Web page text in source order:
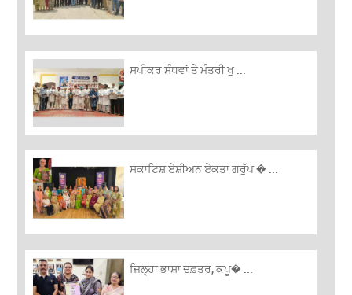
ਸਪੀਕਰ ਸੰਧਵਾਂ ਤੇ ਮੰਤਰੀ ਖੁ ...
ਸਕਾਟਿਸ਼ ਏਸ਼ੀਅਨ ਏਕਤਾ ਗਰੁੱਪ � ...
ਜ਼ਿਲ੍ਹਾ ਭਾਸ਼ਾ ਦਫ਼ਤਰ, ਕਪੂ� ...